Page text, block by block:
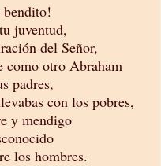
bendito!
juventud,
del Señor,
como otro Abraham
padres,
con los pobres,
y mendigo
los hombres.